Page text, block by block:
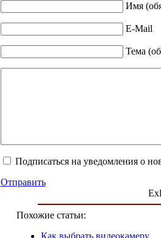
Имя
E-Mail
Тема
Подписаться на уведомления о
Отправить
Похожие статьи:
Как выбрать видеокамеру